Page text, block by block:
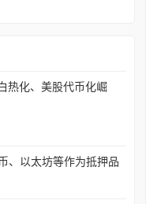
热化、美股代币化崛
、以太坊等作为抵押品